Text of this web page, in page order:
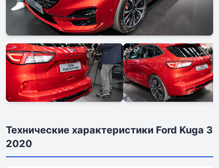
Технические характеристики Ford Kuga 3
2020